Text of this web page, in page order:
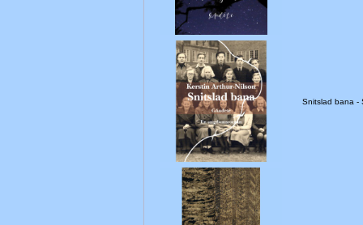
Snitslad bana -